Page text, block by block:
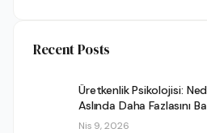
Recent Posts
Üretkenlik Psikolojisi:
Aslında Daha Fazlasını
Nis 9, 2026